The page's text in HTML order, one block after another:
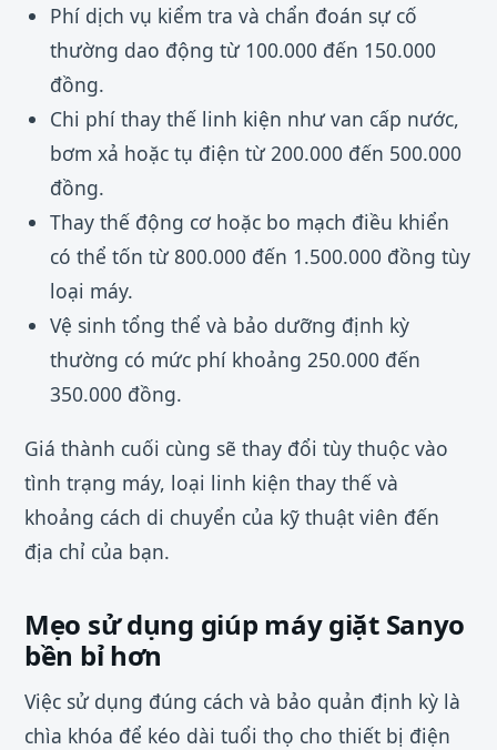
Phí dịch vụ kiểm tra và chẩn đoán sự cố
thường dao động từ 100.000 đến 150.000
đồng.
Chi phí thay thế linh kiện như van cấp nước,
bơm xả hoặc tụ điện từ 200.000 đến 500.000
đồng.
Thay thế động cơ hoặc bo mạch điều khiển
có thể tốn từ 800.000 đến 1.500.000 đồng tùy
loại máy.
Vệ sinh tổng thể và bảo dưỡng định kỳ
thường có mức phí khoảng 250.000 đến
350.000 đồng.
Giá thành cuối cùng sẽ thay đổi tùy thuộc vào
tình trạng máy, loại linh kiện thay thế và
khoảng cách di chuyển của kỹ thuật viên đến
địa chỉ của bạn.
Mẹo sử dụng giúp máy giặt Sanyo
bền bỉ hơn
Việc sử dụng đúng cách và bảo quản định kỳ là
chìa khóa để kéo dài tuổi thọ cho thiết bị điện